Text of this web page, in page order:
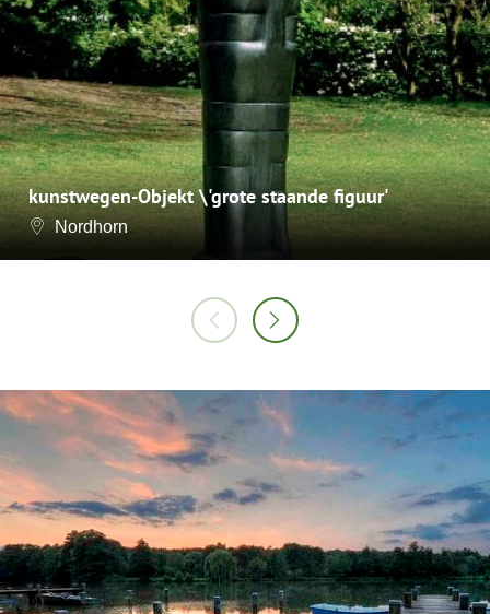
kunstwegen-Objekt \'grote staande figuur'
Nordhorn